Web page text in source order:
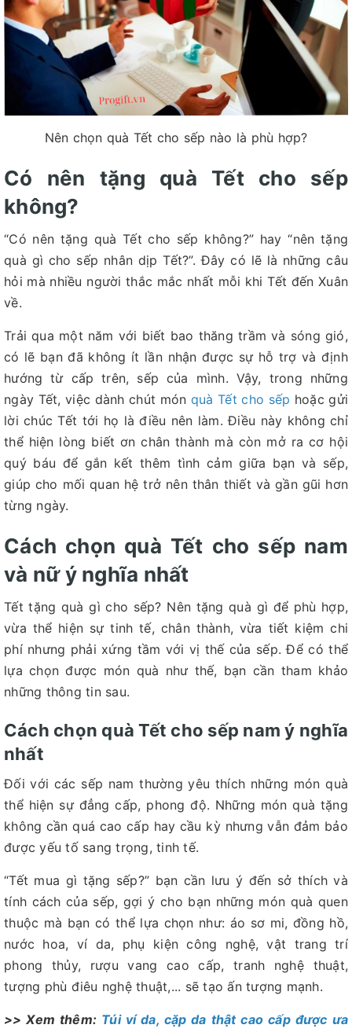
Nên chọn quà Tết cho sếp nào là phù hợp?
Có nên tặng quà Tết cho sếp
không?
“Có nên tặng quà Tết cho sếp không?” hay “nên tặng
quà gì cho sếp nhân dịp Tết?”. Đây có lẽ là những câu
hỏi mà nhiều người thắc mắc nhất mỗi khi Tết đến Xuân
về.
Trải qua một năm với biết bao thăng trầm và sóng gió,
có lẽ bạn đã không ít lần nhận được sự hỗ trợ và định
hướng từ cấp trên, sếp của mình. Vậy, trong những
ngày Tết, việc dành chút món quà Tết cho sếp hoặc gửi
lời chúc Tết tới họ là điều nên làm. Điều này không chỉ
thể hiện lòng biết ơn chân thành mà còn mở ra cơ hội
quý báu để gắn kết thêm tình cảm giữa bạn và sếp,
giúp cho mối quan hệ trở nên thân thiết và gần gũi hơn
từng ngày.
Cách chọn quà Tết cho sếp nam
và nữ ý nghĩa nhất
Tết tặng quà gì cho sếp? Nên tặng quà gì để phù hợp,
vừa thể hiện sự tinh tế, chân thành, vừa tiết kiệm chi
phí nhưng phải xứng tầm với vị thế của sếp. Để có thể
lựa chọn được món quà như thế, bạn cần tham khảo
những thông tin sau.
Cách chọn quà Tết cho sếp nam ý nghĩa
nhất
Đối với các sếp nam thường yêu thích những món quà
thể hiện sự đẳng cấp, phong độ. Những món quà tặng
không cần quá cao cấp hay cầu kỳ nhưng vẫn đảm bảo
được yếu tố sang trọng, tinh tế.
“Tết mua gì tặng sếp?” bạn cần lưu ý đến sở thích và
tính cách của sếp, gợi ý cho bạn những món quà quen
thuộc mà bạn có thể lựa chọn như: áo sơ mi, đồng hồ,
nước hoa, ví da, phụ kiện công nghệ, vật trang trí
phong thủy, rượu vang cao cấp, tranh nghệ thuật,
tượng phù điêu nghệ thuật,... sẽ tạo ấn tượng mạnh.
>> Xem thêm: Túi ví da, cặp da thật cao cấp được ưa